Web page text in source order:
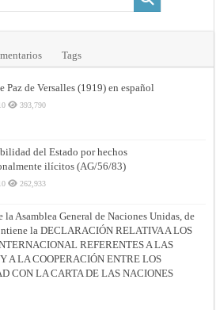
Tags
Paz de Versalles (1919) en español
393,790
del Estado por hechos
ilícitos (AG/56/83)
262,933
Asamblea General de Naciones Unidas, de
la DECLARACIÓN RELATIVA A LOS
REFERENTES A LAS
A LA COOPERACIÓN ENTRE LOS
CON LA CARTA DE LAS NACIONES